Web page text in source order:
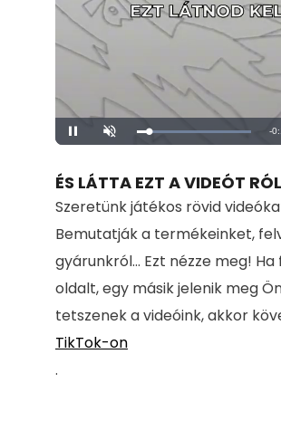
Pause Unmute Loaded:
100.00%
-
ÉS LÁTTA EZT A VIDEÓT
Szeretünk játékos rövid
Bemutatják a termékeinket,
gyárunkról... Ezt nézze meg! Ha
oldalt, egy másik jelenik meg
tetszenek a videóink, akkor
TikTok-on
.